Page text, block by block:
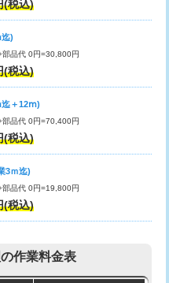
(税込)
)
品代 0円=30,800円
(税込)
迄＋12ⅿ)
品代 0円=70,400円
(税込)
3ｍ迄)
品代 0円=19,800円
(税込)
作業料金表